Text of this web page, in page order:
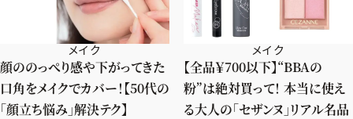
メイク
顔ののっぺり感や下がってきた
口角をメイクでカバー！【50代の
「顔立ち悩み」解決テク】
メイク
【全品￥700以下】“BBAの
粉”は絶対買って！ 本当に使え
る大人の「セザンヌ」リアル名品